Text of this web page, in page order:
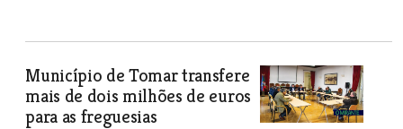
Município de Tomar transfere
mais de dois milhões de euros
para as freguesias